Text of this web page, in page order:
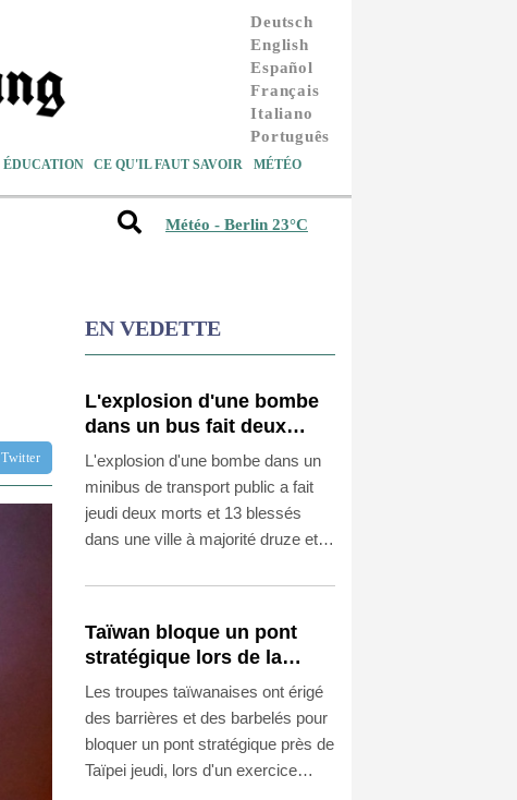
Deutsch
English
Español
Français
Italiano
Português
ÉDUCATION CE QU'IL FAUT SAVOIR MÉTÉO
Météo - Berlin 23°C
sur Twitter
EN VEDETTE
L'explosion d'une bombe
dans un bus fait deux
morts près de Damas
L'explosion d'une bombe dans un
minibus de transport public a fait
jeudi deux morts et 13 blessés
dans une ville à majorité druze et
rapporté l'agence de presse
ministère de la Santé.
Taïwan bloque un pont
stratégique lors de la
simulation d'une invasion
par la Chine
Les troupes taïwanaises ont érigé
des barrières et des barbelés pour
bloquer un pont stratégique près de
Taïpei jeudi, lors d'un exercice